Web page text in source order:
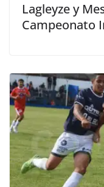
Lagleyze y
Campeonato